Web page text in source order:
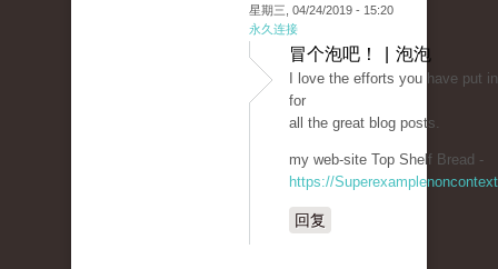
星期三, 04/24/2019 - 15:20
永久连接
冒个泡吧！ | 泡泡
I love the efforts you have put
for
all the great blog posts.
my web-site Top Shelf Bread -
https://
回复